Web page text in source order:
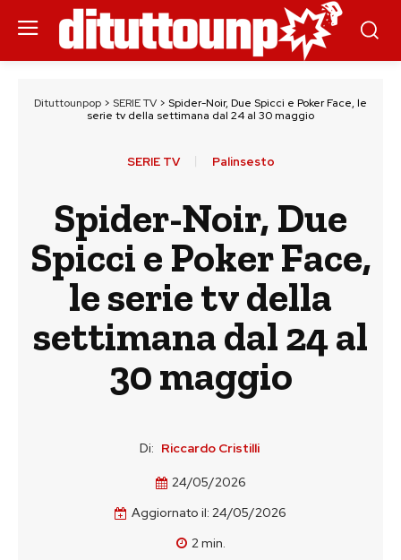
Dituttounpop > SERIE TV > Spider-Noir, Due Spicci e Poker Face, le
serie tv della settimana dal 24 al 30 maggio
SERIE TV Palinsesto
Spider-Noir, Due
Spicci e Poker Face,
le serie tv della
settimana dal 24 al
30 maggio
Di: Riccardo Cristilli
24/05/2026
Aggiornato il: 24/05/2026
2min.